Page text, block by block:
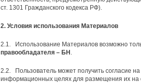
ст. 1301 Гражданского кодекса РФ).
2. Условия использования Материалов
2.1. Использование Материалов возможно
правообладателя – БН .
2.2. Пользователь может получить согласие
информационных целях для размещения их на